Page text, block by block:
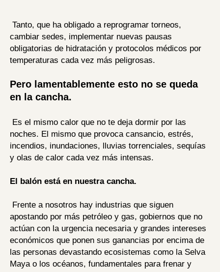
Tanto, que ha obligado a reprogramar torneos,
cambiar sedes, implementar nuevas pausas
obligatorias de hidratación y protocolos médicos por
temperaturas cada vez más peligrosas.
Pero lamentablemente esto no se queda
en la cancha.
Es el mismo calor que no te deja dormir por las
noches. El mismo que provoca cansancio, estrés,
incendios, inundaciones, lluvias torrenciales, sequías
y olas de calor cada vez más intensas.
El balón está en nuestra cancha.
Frente a nosotros hay industrias que siguen
apostando por más petróleo y gas, gobiernos que no
actúan con la urgencia necesaria y grandes intereses
económicos que ponen sus ganancias por encima de
las personas devastando ecosistemas como la Selva
Maya o los océanos, fundamentales para frenar y